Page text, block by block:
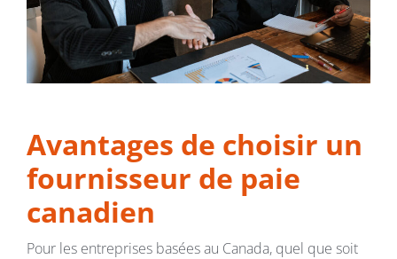
Avantages de choisir un
fournisseur de paie
canadien
Pour les entreprises basées au Canada, quel que soit